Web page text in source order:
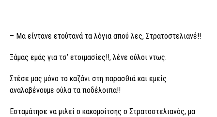
– Μα είντανε ετούτανά τα λόγια απού λες, Στρατοστελιανέ!!
Ξάμας εμάς για τσ’ ετοιμασίες!!, λένε ούλοι ντως.
Στέσε μας μόνο το καζάνι στη παρασθιά και εμείς
αναλαβένουμε ούλα τα ποδέλοιπα!!
Εσταμάτησε να μιλεί ο κακομοίτσης ο Στρατοστελιανός, μα